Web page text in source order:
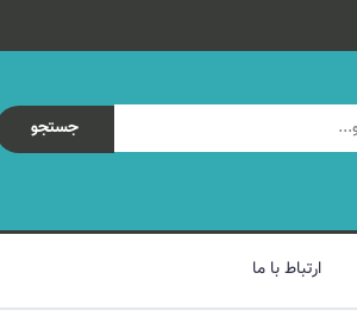
جستجو
ارتباط با ما